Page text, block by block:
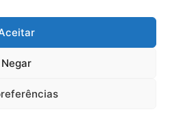
Negar
Brasil Notícias. Todos os
reservados.
agência